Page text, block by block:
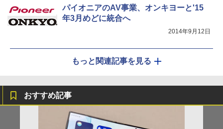
パイオニアのAV事業、オンキヨーと'15
年3月めどに統合へ
2014年9月12日
もっと関連記事を見る
おすすめ記事